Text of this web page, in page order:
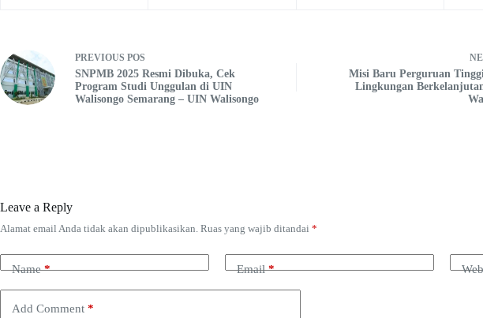
PREVIOUS POS
SNPMB 2025 Resmi Dibuka, Cek
Program Studi Unggulan di UIN
Walisongo Semarang – UIN Walisongo
Misi Baru Perguruan
Lingkungan
Leave a Reply
Alamat email Anda tidak akan dipublikasikan. Ruas yang wajib ditandai *
Name* Email*
Add Comment *